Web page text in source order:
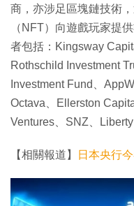
商，亦涉足區塊鏈技術
（NFT）向遊戲玩家提
者包括：Kingsway
Rothschild Investment
Investment Fund、
Octava、Ellerston
Ventures、SNZ、
【相關報道】 日本央行